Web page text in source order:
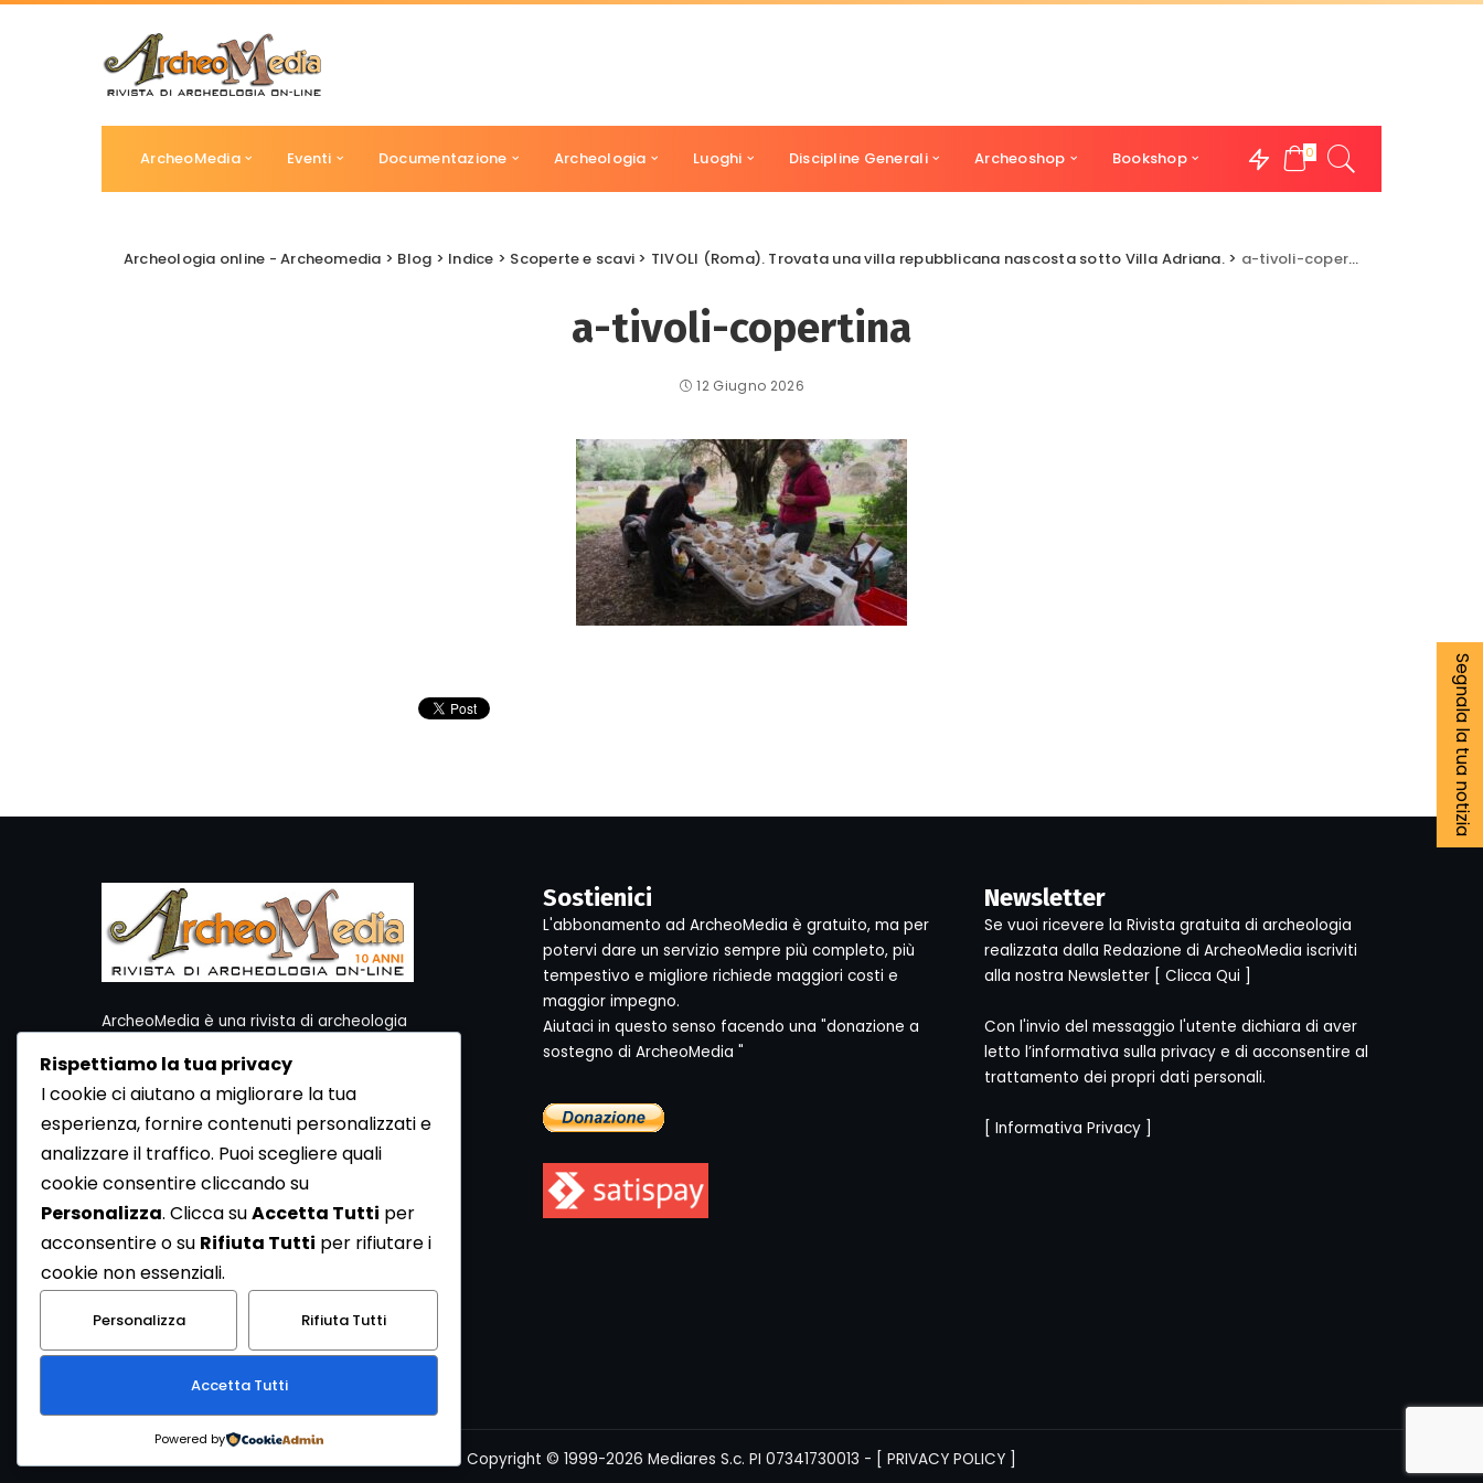
ArcheoMedia Eventi Documentazione Archeologia Luoghi Discipline Generali Archeoshop Bookshop 0
Archeologia online - Archeomedia > Blog > Indice > Scoperte e scavi > TIVOLI (Roma). Trovata una villa repubblicana nascosta sotto Villa Adriana.> a-tivoli-copertina
a-tivoli-copertina
12 Giugno 2026
Segnala la tua notizia
ArcheoMedia è una rivista di archeologia
Per contattare la Redazione potete utilizzare i
seguenti recapiti:
Redazione ArcheoMedia c/o Mediares S.c.
Via Gioberti 80/D - 10128 Torino
Tel 011.5806363 - Fax 011.5808561
http://www.mediares.to.it
http://www.didatticatorino.it
Sostienici
L'abbonamento ad ArcheoMedia è gratuito, ma per
potervi dare un servizio sempre più completo, più
tempestivo e migliore richiede maggiori costi e
maggior impegno.
Aiutaci in questo senso facendo una "donazione a
sostegno di ArcheoMedia "
Newsletter
Se vuoi ricevere la Rivista gratuita di archeologia
realizzata dalla Redazione di ArcheoMedia iscriviti
alla nostra Newsletter [ Clicca Qui ]
Con l'invio del messaggio l'utente dichiara di aver
letto l’informativa sulla privacy e di acconsentire al
trattamento dei propri dati personali.
[ Informativa Privacy]
Copyright © 1999-2026 Mediares S.c. PI 07341730013 - [ PRIVACY POLICY ]
Rispettiamo la tua privacy
I cookie ci aiutano a migliorare la tua
esperienza, fornire contenuti personalizzati e
analizzare il traffico. Puoi scegliere quali
cookie consentire cliccando su
Personalizza. Clicca suAccetta Tutti per
acconsentire o su Rifiuta Tutti per rifiutare i
cookie non essenziali.
Personalizza Rifiuta Tutti
Accetta Tutti
Powered by